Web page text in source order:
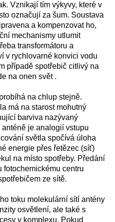
Vznikají tím výkyvy, které v
označují za šum. Soustava
a kompenzovat ho,
mechanismy utlumit
transformátoru a
v rychlovarné konvici vodu
případě spotřebič citlivý na
na onen svět .
na chlup stejně.
má na starost mohutný
barviva nazývaný
je analogií vstupu
světla spočívá úloha
energie přes řetězec (síť)
na místo spotřeby. Předání
fotochemickému centru
ze sítě.
toku molekulární sítí antény
osvětlení, ale také s
v komplexu. Pokud